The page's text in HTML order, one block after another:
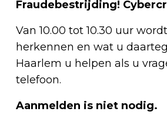
Fraudebestrijding!
Van 10.00 tot 10.30 uur
herkennen en wat u
Haarlem u helpen als u
telefoon.
Aanmelden is niet nodig.